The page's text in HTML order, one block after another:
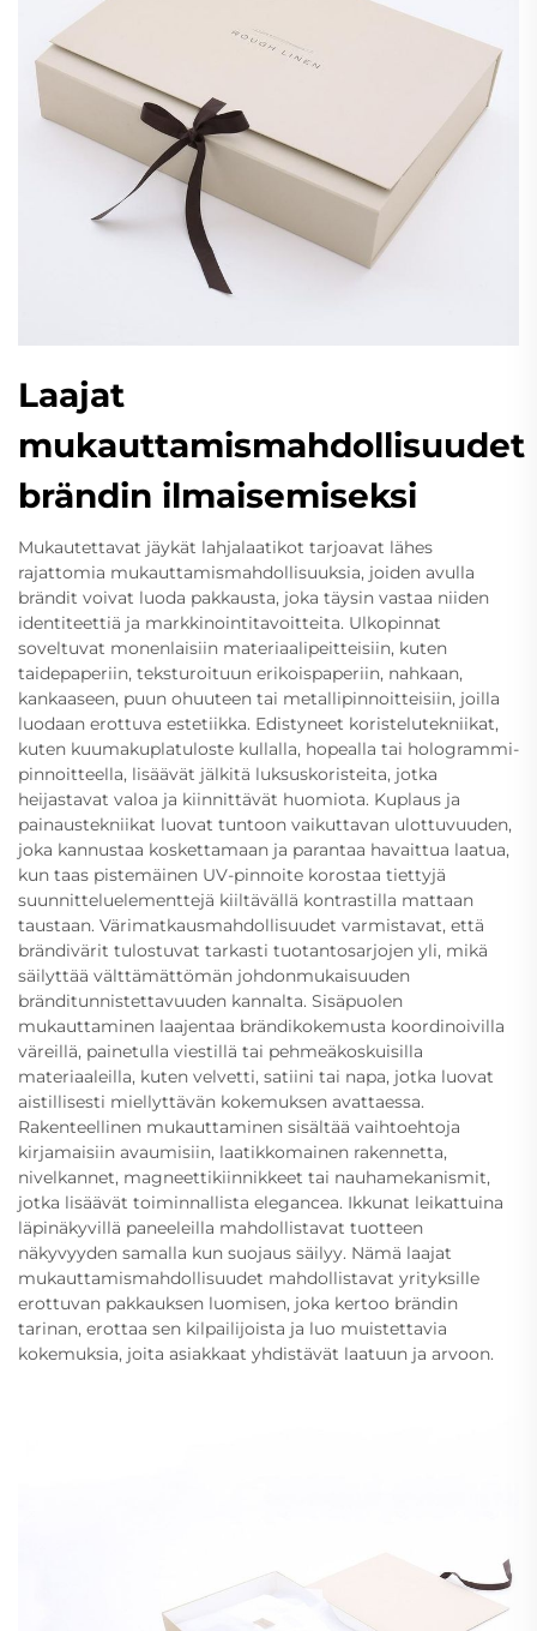
Laajat
mukauttamismahdollisuudet
brändin ilmaisemiseksi
Mukautettavat jäykät lahjalaatikot tarjoavat lähes
rajattomia mukauttamismahdollisuuksia, joiden avulla
brändit voivat luoda pakkausta, joka täysin vastaa niiden
identiteettiä ja markkinointitavoitteita. Ulkopinnat
soveltuvat monenlaisiin materiaalipeitteisiin, kuten
taidepaperiin, teksturoituun erikoispaperiin, nahkaan,
kankaaseen, puun ohuuteen tai metallipinnoitteisiin, joilla
luodaan erottuva estetiikka. Edistyneet koristelutekniikat,
kuten kuumakuplatuloste kullalla, hopealla tai hologrammi-
pinnoitteella, lisäävät jälkitä luksuskoristeita, jotka
heijastavat valoa ja kiinnittävät huomiota. Kuplaus ja
painaustekniikat luovat tuntoon vaikuttavan ulottuvuuden,
joka kannustaa koskettamaan ja parantaa havaittua laatua,
kun taas pistemäinen UV-pinnoite korostaa tiettyjä
suunnitteluelementtejä kiiltävällä kontrastilla mattaan
taustaan. Värimatkausmahdollisuudet varmistavat, että
brändivärit tulostuvat tarkasti tuotantosarjojen yli, mikä
säilyttää välttämättömän johdonmukaisuuden
bränditunnistettavuuden kannalta. Sisäpuolen
mukauttaminen laajentaa brändikokemusta koordinoivilla
väreillä, painetulla viestillä tai pehmeäkoskuisilla
materiaaleilla, kuten velvetti, satiini tai napa, jotka luovat
aistillisesti miellyttävän kokemuksen avattaessa.
Rakenteellinen mukauttaminen sisältää vaihtoehtoja
kirjamaisiin avaumisiin, laatikkomainen rakennetta,
nivelkannet, magneettikiinnikkeet tai nauhamekanismit,
jotka lisäävät toiminnallista elegancea. Ikkunat leikattuina
läpinäkyvillä paneeleilla mahdollistavat tuotteen
näkyvyyden samalla kun suojaus säilyy. Nämä laajat
mukauttamismahdollisuudet mahdollistavat yrityksille
erottuvan pakkauksen luomisen, joka kertoo brändin
tarinan, erottaa sen kilpailijoista ja luo muistettavia
kokemuksia, joita asiakkaat yhdistävät laatuun ja arvoon.